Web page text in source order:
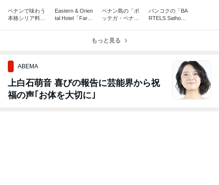
ペナンで味わう
本格シリア料理
Eastern & Orien
tal Hotel「Farqu
ペナン島の「ボ
ッテガ・ペナ
アの味！#ベリ
バンコクの「BA
RTELS Sathor
もっと見る
ABEMA
上白石萌音 喜びの報告に芸能界から祝
福の声｢お体を大切に｣